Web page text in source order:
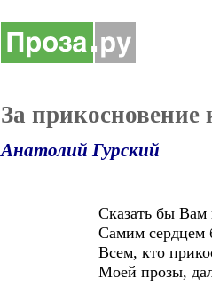
За прикосновение
Анатолий Гурский
Сказать бы Вам
Самим сердцем
Всем, кто
Моей прозы, дал